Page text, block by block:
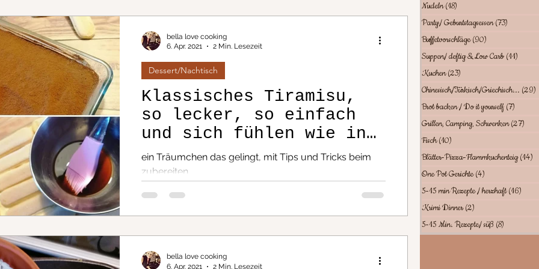
Nudeln (18)
Party/ Geburtstagsessen(73)
Buffetvorschläge (90)
Suppen/ deftig & Low Carb (11)
Kuchen (23)
Chinesisch/Türkisch/Griechisch... (29)
Brot backen / Do it yourself (7)
Grillen, Camping, Schwenken (27)
Fisch (10)
Blätter-Pizza-Flammkuchenteig (14)
One Pot Gerichte (4)
5-15 min Rezepte / herzhaft (16)
Krimi Dinner (2)
5-15 Min. Rezepte/ süß (8)
Low Carb Kuchen
Griechisch...
it yourself
Schwenken Fisch
One Pot Gerichte
Klassisches Tiramisu,
so lecker, so einfach
und sich fühlen wie in
Italien....
ein Träumchen das gelingt, mit Tips und Tricks beim
zubereiten....
Dessert/Nachtisch
bella love cooking
6. Apr. 2021
2 Min. Lesezeit
bella love cooking
6. Apr. 2021
2 Min. Lesezeit